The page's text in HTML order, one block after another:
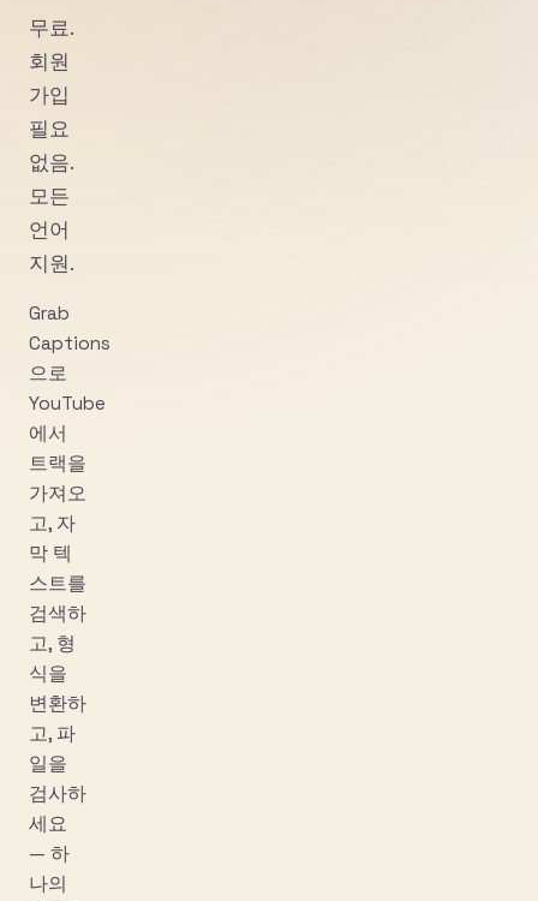
무료.
회원
가입
필요
없음.
모든
언어
지원.
Grab
Captions
으로
YouTube
에서
트랙을
가져오
고, 자
막 텍
스트를
검색하
고, 형
식을
변환하
고, 파
일을
검사하
세요
— 하
나의